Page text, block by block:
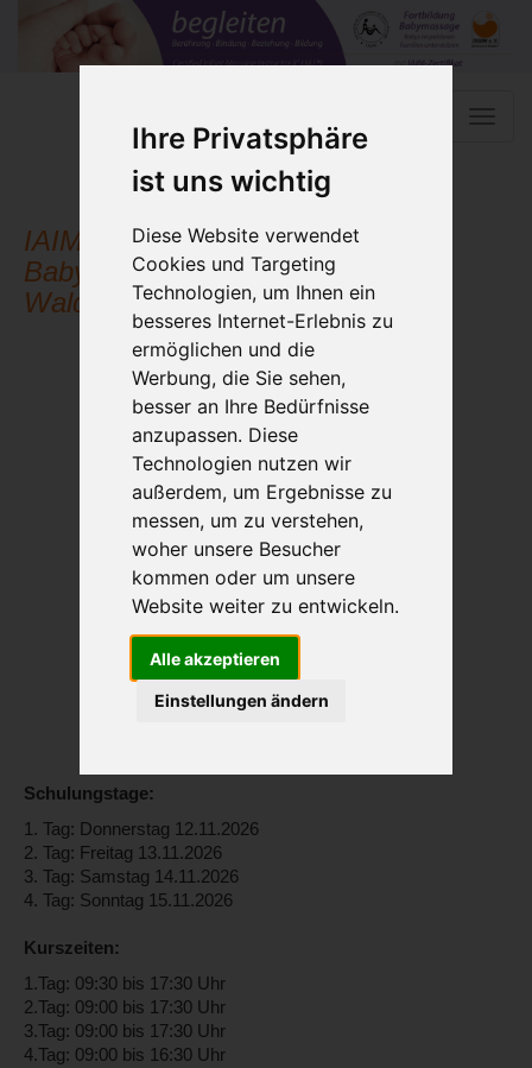
Ihre Privatsphäre
ist uns wichtig
Diese Website verwendet
Cookies und Targeting
Technologien, um Ihnen ein
besseres Internet-Erlebnis zu
ermöglichen und die
Werbung, die Sie sehen,
besser an Ihre Bedürfnisse
anzupassen. Diese
Technologien nutzen wir
außerdem, um Ergebnisse zu
messen, um zu verstehen,
woher unsere Besucher
kommen oder um unsere
Website weiter zu entwickeln.
Alle akzeptieren
Einstellungen ändern
Toggle
IAIM Ausbildung KursleiterIn
Babymassage Fortbildungsinstitut
Waldenburg
Schulungstage:
1. Tag: Donnerstag 12.11.2026
2. Tag: Freitag 13.11.2026
3. Tag: Samstag 14.11.2026
4. Tag: Sonntag 15.11.2026
Kurszeiten:
1.Tag: 09:30 bis 17:30 Uhr
2.Tag: 09:00 bis 17:30 Uhr
3.Tag: 09:00 bis 17:30 Uhr
4.Tag: 09:00 bis 16:30 Uhr